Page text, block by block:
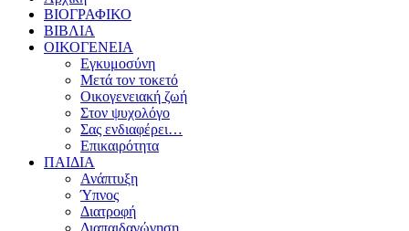
ΒΙΟΓΡΑΦΙΚΟ
ΒΙΒΛΙΑ
ΟΙΚΟΓΕΝΕΙΑ
Εγκυμοσύνη
Μετά τον τοκετό
Οικογενειακή ζωή
Στον ψυχολόγο
Σας ενδιαφέρει…
Επικαιρότητα
ΠΑΙΔΙΑ
Ανάπτυξη
Ύπνος
Διατροφή
Διαπαιδαγώγηση